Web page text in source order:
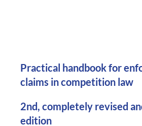
Practical handbook for
claims in competition law
2nd, completely revised
edition